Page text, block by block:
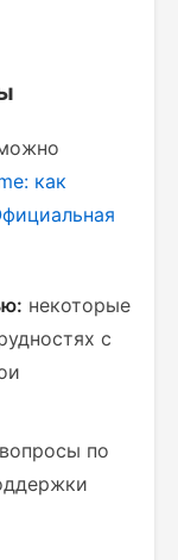
как
некоторые
с
вопросы по